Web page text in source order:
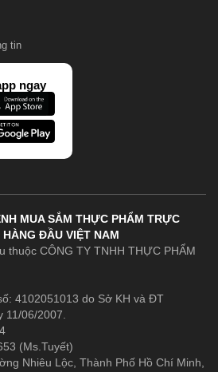
tin
ngay
MUA SẮM THỰC PHẨM TRỰC
ĐẦU VIỆT NAM
thuộc CÔNG TY TNHH THỰC PHẨM
4102051013 do Sở KH và ĐT
11/06/2007.
(Ms.Tuyết)
Nhiêu Lộc, Thành Phố Hồ Chí Minh,